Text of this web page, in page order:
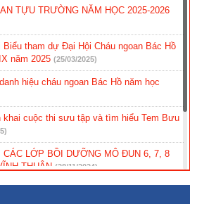
TỰU TRƯỜNG NĂM HỌC 2025-2026
Biểu tham dự Đại Hội Cháu ngoan Bác Hồ
năm 2025 (25/03/2025)
hiệu cháu ngoan Bác Hồ năm học
khai cuộc thi sưu tập và tìm hiểu Tem Bưu
CÁC LỚP BỒI DƯỠNG MÔ ĐUN 6, 7, 8
THUẬN (28/11/2024)